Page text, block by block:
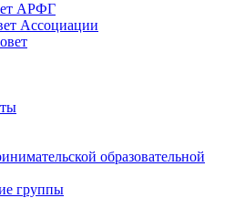
АРФГ
Ассоциации
образовательной
группы